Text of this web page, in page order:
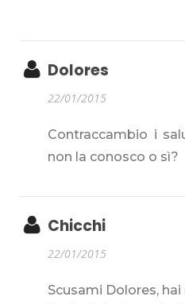
Dolores
22/01/2015
Contraccambio i
non la conosco o sì?
Chicchi
22/01/2015
Scusami Dolores, hai